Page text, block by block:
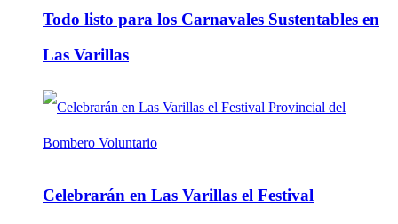
Todo listo para los Carnavales Sustentables en
Las Varillas
Celebrarán en Las Varillas el Festival